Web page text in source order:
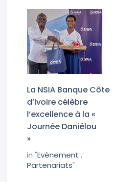
La NSIA Banque Côte
d’Ivoire célèbre
l’excellence à la «
Journée Daniélou
»
in "Evènement ,
Partenariats"